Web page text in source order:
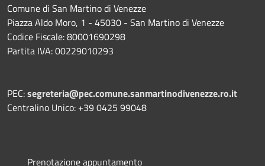
Comune di San Martino di Venezze
Piazza Aldo Moro, 1 - 45030 - San Martino di Venezze
Codice Fiscale: 80001690298
Partita IVA: 00229010293
PEC:segreteria@pec.comune.sanmartinodivenezze.ro.it
Centralino Unico: +39 0425 99048
Prenotazione appuntamento